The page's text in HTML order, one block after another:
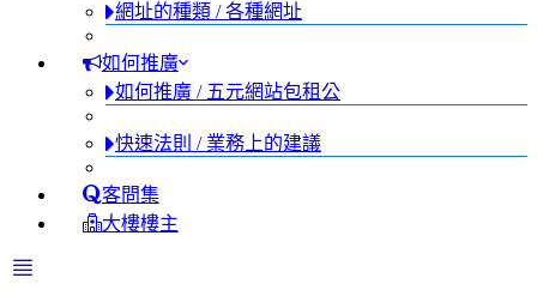
網址的種類 / 各種網址
如何推廣
如何推廣 / 五元網站包租公
快速法則 / 業務上的建議
客問集
大樓樓主